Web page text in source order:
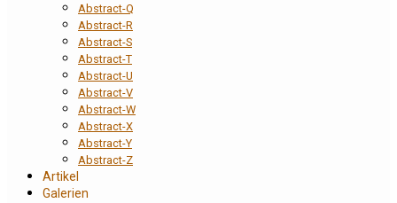
Abstract-Q
Abstract-R
Abstract-S
Abstract-T
Abstract-U
Abstract-V
Abstract-W
Abstract-X
Abstract-Y
Abstract-Z
Artikel
Galerien